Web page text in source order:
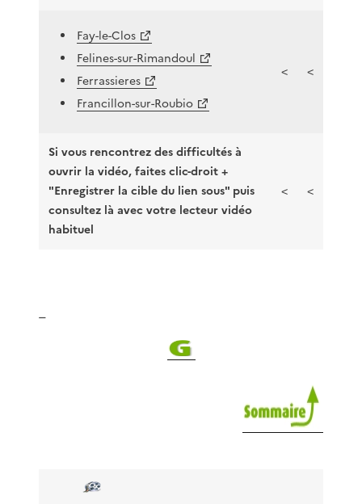
Fay-le-Clos
Felines-sur-Rimandoul
Ferrassieres
Francillon-sur-Roubio
< <
Si vous rencontrez des difficultés à
ouvrir la vidéo, faites clic-droit +
"Enregistrer la cible du lien sous" puis
consultez là avec votre lecteur vidéo
habituel
< <